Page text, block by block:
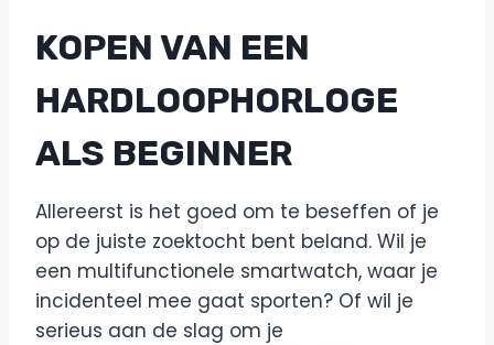
KOPEN VAN EEN
HARDLOOPHORLOGE
ALS BEGINNER
Allereerst is het goed om te beseffen of je
op de juiste zoektocht bent beland. Wil je
een multifunctionele smartwatch, waar je
incidenteel mee gaat sporten? Of wil je
serieus aan de slag om je